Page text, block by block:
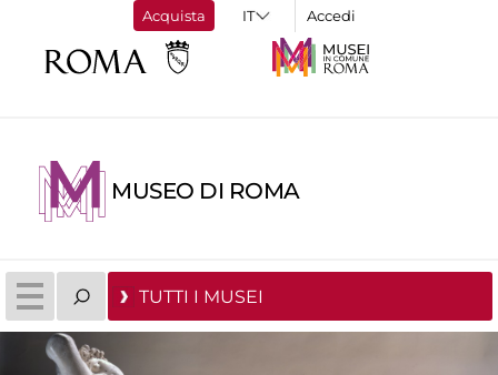
Acquista Accedi
MUSEO DI ROMA
TUTTI I MUSEI